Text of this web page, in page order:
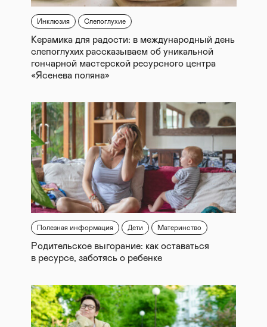
Инклюзия Слепоглухие
Керамика для радости: в международный день
слепоглухих рассказываем об уникальной
гончарной мастерской ресурсного центра
«Ясенева поляна»
Полезная информация Дети Материнство
Родительское выгорание: как оставаться
в ресурсе, заботясь о ребенке